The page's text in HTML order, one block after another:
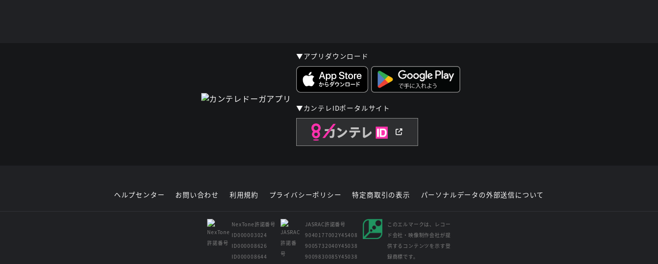
▼アプリダウンロード
▼カンテレIDポータルサイト
ヘルプセンター お問い合わせ 利用規約 プライバシーポリシー 特定商取引の表示 パーソナルデータの外部送信について
NexTone許諾番号
ID000003024
ID000008626
ID000008644
JASRAC許諾番号
9040177002Y45408
9005732040Y45038
9009830085Y45038
このエルマークは、レコー
ド会社・映像制作会社が提
供するコンテンツを示す登
録商標です。